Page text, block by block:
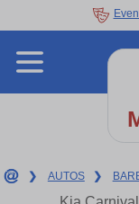
❯ AUTOS ❯